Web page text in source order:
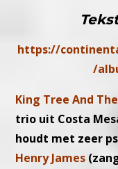
https://
/
King Tree And
trio uit Costa
houdt met zeer
Henry James